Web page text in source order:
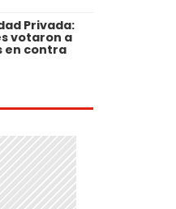
Privada:
votaron a
en contra